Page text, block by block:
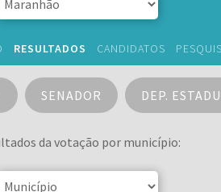
RESULTADOS CANDIDATOS
SENADOR DEP.
da votação por município: